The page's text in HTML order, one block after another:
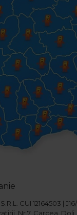
CUI 12164503 |
Nr.7, Carcea,